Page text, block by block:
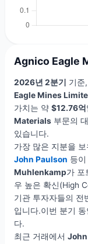
Agnico Eagle
2026년 2분기 기준
Eagle Mines
가치는 약 $12.76억
Materials부문의
있습니다.
가장 많은 지분을
John Paulson 등
Muhlenkamp가 포
우 높은 확신(High
기관 투자자들의 전
입니다.이번 분기 동
다.
최근 거래에서